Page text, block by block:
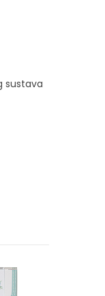
sustava